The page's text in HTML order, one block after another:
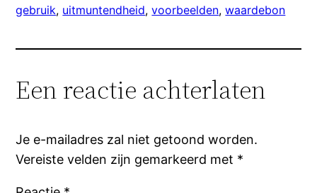
gebruik, uitmuntendheid, voorbeelden, waardebon
Een reactie achterlaten
Je e-mailadres zal niet getoond worden.
Vereiste velden zijn gemarkeerd met *